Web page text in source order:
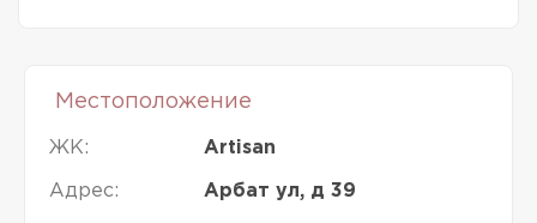
Местоположение
ЖК: Artisan
Адрес: Арбат ул, д 39